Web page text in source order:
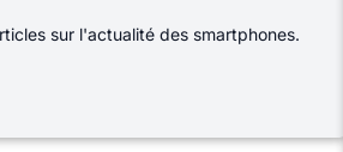
sur l'actualité des smartphones.